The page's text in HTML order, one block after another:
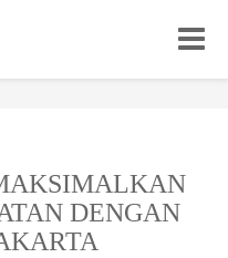
Toggle
DENGAN